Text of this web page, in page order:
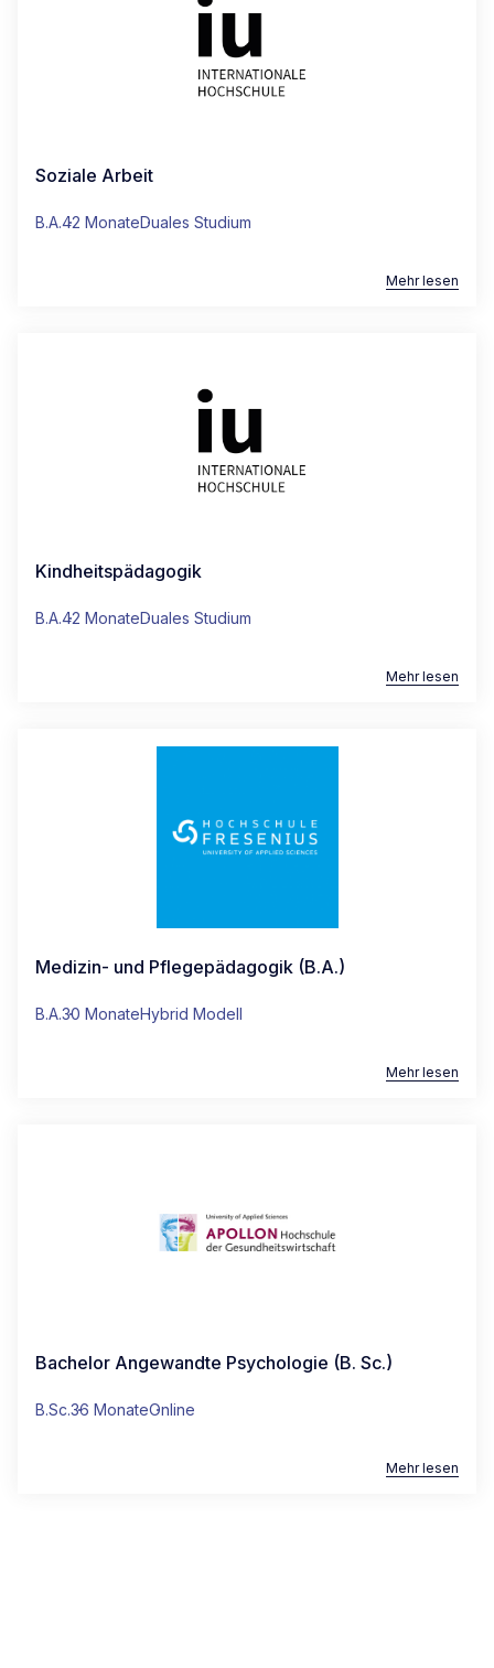
Soziale Arbeit
B.A.42 MonateDuales Studium
Mehr lesen
Kindheitspädagogik
B.A.42 MonateDuales Studium
Mehr lesen
Medizin- und Pflegepädagogik (B.A.)
B.A.30 MonateHybrid Modell
Mehr lesen
Bachelor Angewandte Psychologie (B. Sc.)
B.Sc.36 MonateOnline
Mehr lesen